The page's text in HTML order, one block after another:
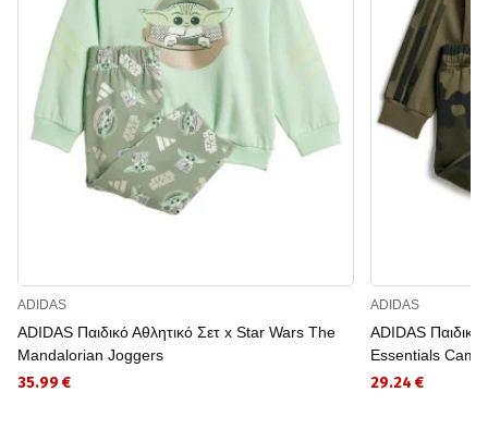
ADIDAS
ADIDAS Παιδικό Αθλητικό Σετ x Star Wars The
Mandalorian Joggers
35.99 €
ADIDAS
ADIDAS
Essentials
29.24 €